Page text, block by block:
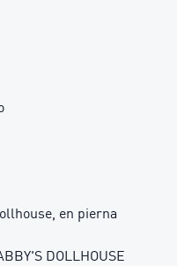
en pierna
DOLLHOUSE